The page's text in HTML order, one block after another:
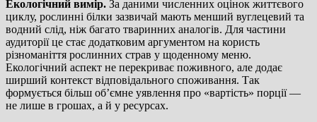
Екологічний вимір. За даними численних оцінок життєвого
циклу, рослинні білки зазвичай мають менший вуглецевий та
водний слід, ніж багато тваринних аналогів. Для частини
аудиторії це стає додатковим аргументом на користь
різноманіття рослинних страв у щоденному меню.
Екологічний аспект не перекриває поживного, але додає
ширший контекст відповідального споживання. Так
формується більш об’ємне уявлення про «вартість» порції —
не лише в грошах, а й у ресурсах.